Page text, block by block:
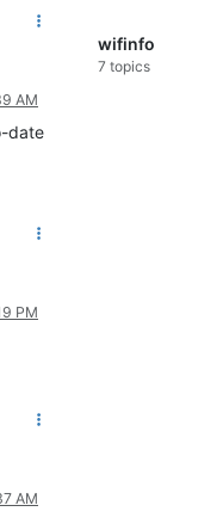
AM
date
PM
AM
wifinfo
7 topics